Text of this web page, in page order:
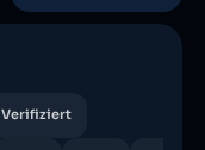
Verifiziert